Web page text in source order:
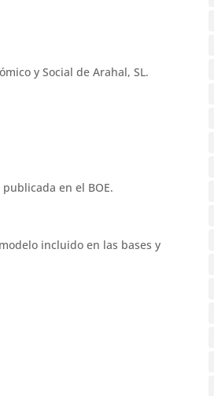
y Social de Arahal, SL.
en el BOE.
incluido en las bases y